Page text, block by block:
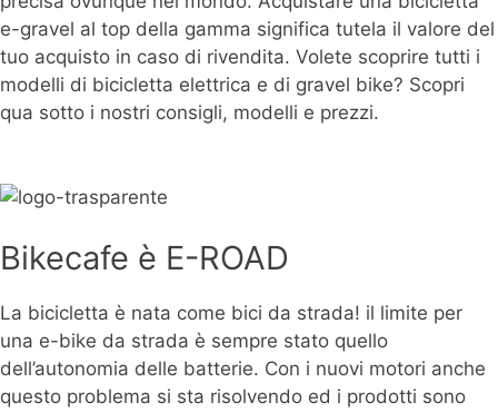
e-gravel al top della gamma significa tutela il valore del
tuo acquisto in caso di rivendita. Volete scoprire tutti i
modelli di bicicletta elettrica e di gravel bike? Scopri
qua sotto i nostri consigli, modelli e prezzi.
Bikecafe è E-ROAD
La bicicletta è nata come bici da strada! il limite per
una e-bike da strada è sempre stato quello
dell’autonomia delle batterie. Con i nuovi motori anche
questo problema si sta risolvendo ed i prodotti sono